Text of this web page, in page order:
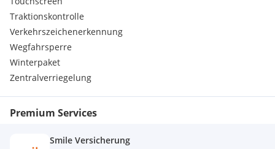
Traktionskontrolle
Verkehrszeichenerkennung
Wegfahrsperre
Winterpaket
Zentralverriegelung
Premium Services
Smile Versicherung